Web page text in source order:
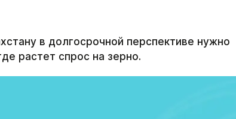
в долгосрочной перспективе нужно
растет спрос на зерно.